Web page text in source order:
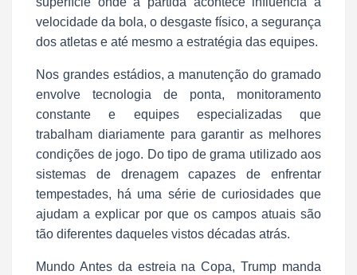
velocidade da bola, o desgaste físico, a segurança
dos atletas e até mesmo a estratégia das equipes.
Nos grandes estádios, a manutenção do gramado
envolve tecnologia de ponta, monitoramento
constante e equipes especializadas que
trabalham diariamente para garantir as melhores
condições de jogo. Do tipo de grama utilizado aos
sistemas de drenagem capazes de enfrentar
tempestades, há uma série de curiosidades que
ajudam a explicar por que os campos atuais são
tão diferentes daqueles vistos décadas atrás.
Mundo Antes da estreia na Copa, Trump manda